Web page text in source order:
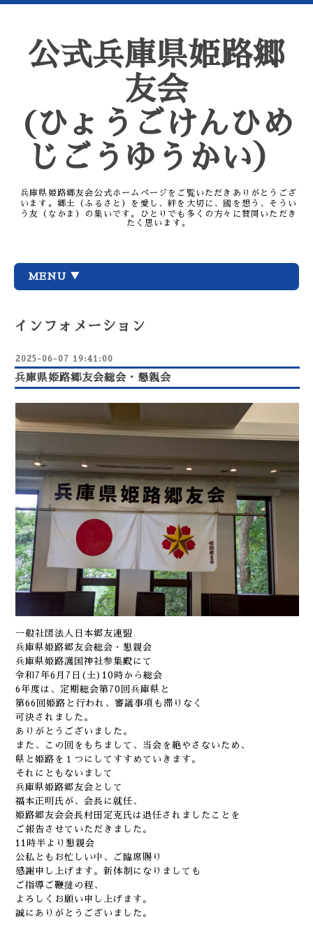
公式兵庫県姫路郷
友会
(ひょうごけんひめ
じごうゆうかい）
兵庫県姫路郷友会公式ホームページをご覧いただきありがとうござ
います。郷土（ふるさと）を愛し、絆を大切に、國を想う、そうい
う友（なかま）の集いです。ひとりでも多くの方々に賛同いただき
たく思います。
MENU ▼
インフォメーション
2025-06-07 19:41:00
兵庫県姫路郷友会総会・懇親会
一般社団法人日本郷友連盟
兵庫県姫路郷友会総会・懇親会
兵庫県姫路護国神社参集殿にて
令和7年6月7日(土)10時から総会
6年度は、定期総会第70回兵庫県と
第66回姫路と行われ、審議事項も滞りなく
可決されました。
ありがとうございました。
また、この回をもちまして、当会を絶やさないため、
県と姫路を１つにしてすすめていきます。
それにともないまして
兵庫県姫路郷友会として
福本正明氏が、会長に就任、
姫路郷友会会長村田定克氏は退任されましたことを
ご報告させていただきました。
11時半より懇親会
公私ともお忙しい中、ご臨席賜り
感謝申し上げます。新体制になりましても
ご指導ご鞭撻の程、
よろしくお願い申し上げます。
誠にありがとうございました。